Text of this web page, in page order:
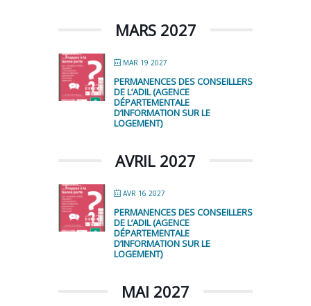
MARS 2027
MAR 19 2027
PERMANENCES DES CONSEILLERS
DE L’ADIL (AGENCE
DÉPARTEMENTALE
D’INFORMATION SUR LE
LOGEMENT)
AVRIL 2027
AVR 16 2027
PERMANENCES DES CONSEILLERS
DE L’ADIL (AGENCE
DÉPARTEMENTALE
D’INFORMATION SUR LE
LOGEMENT)
MAI 2027